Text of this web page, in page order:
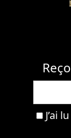
J’ai